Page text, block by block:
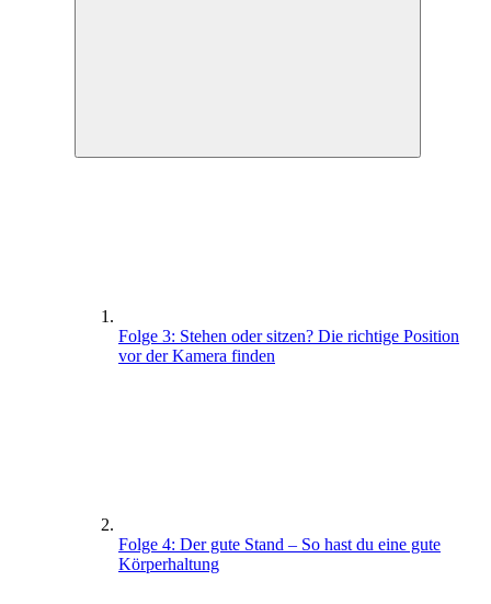
Folge 3: Stehen oder sitzen? Die richtige Position
vor der Kamera finden
Folge 4: Der gute Stand – So hast du eine gute
Körperhaltung